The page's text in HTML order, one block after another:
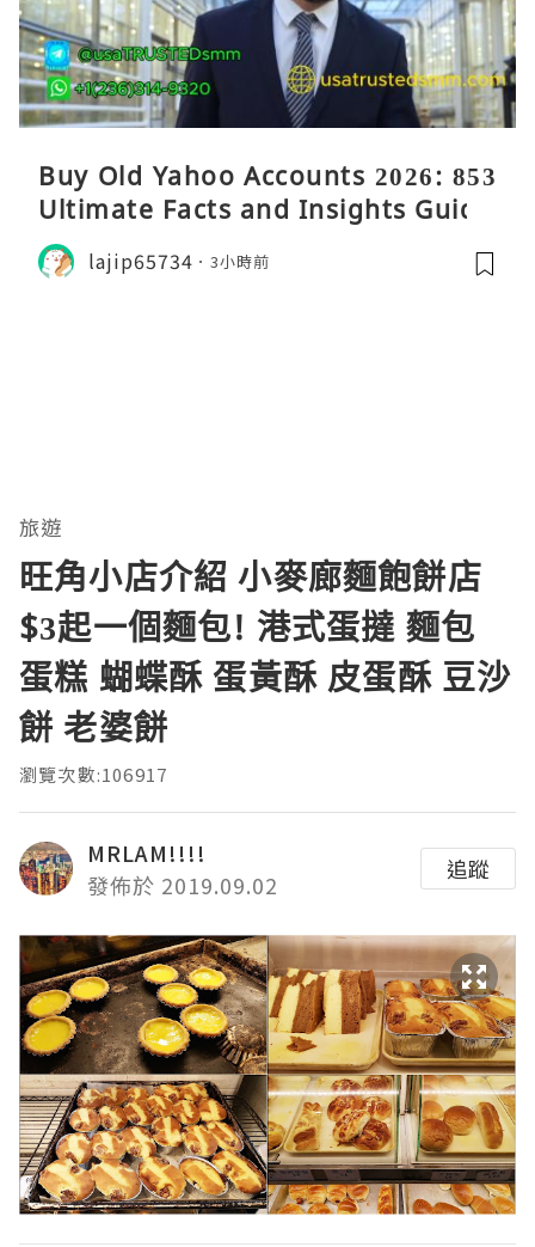
Buy Old Yahoo Accounts 2026: 853
Ultimate Facts and Insights Guide
lajip65734 3小時前
旅遊
旺角小店介紹 小麥廊麵飽餅店
$3起一個麵包! 港式蛋撻 麵包
蛋糕 蝴蝶酥 蛋黃酥 皮蛋酥 豆沙
餅 老婆餅
瀏覽次數:106917
MRLAM!!!!
發佈於 2019.09.02
追蹤